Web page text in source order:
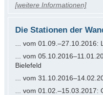
[weitere Informationen]
Die Stationen der
... vom 01.09.–27.10.2016:
... vom
Bielefeld
... vom
... vom